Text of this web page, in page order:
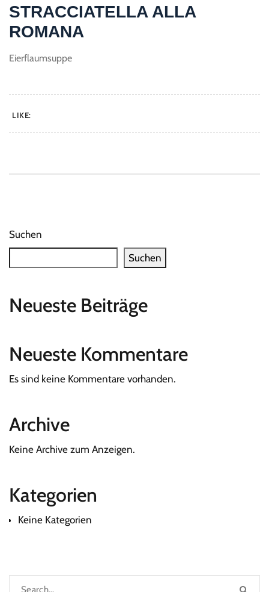
STRACCIATELLA ALLA
ROMANA
Eierflaumsuppe
LIKE:
Suchen
Suchen
Neueste Beiträge
Neueste Kommentare
Es sind keine Kommentare vorhanden.
Archive
Keine Archive zum Anzeigen.
Kategorien
Keine Kategorien